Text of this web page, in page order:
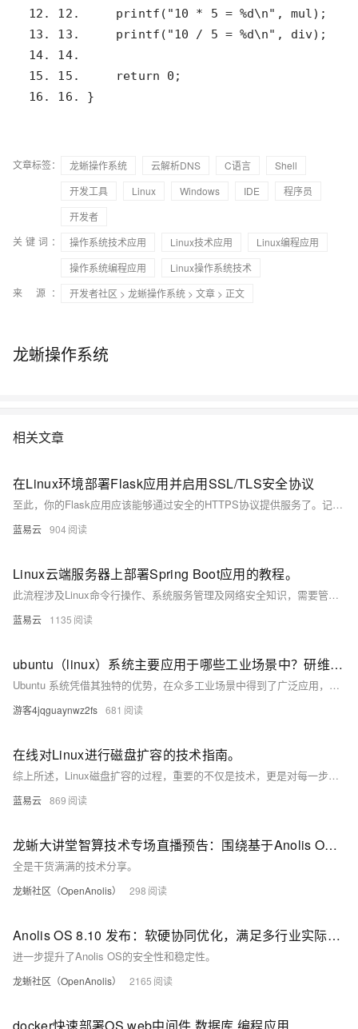
16. 16. }
文章标签： 龙蜥操作系统 云解析DNS C语言
Shell
开发工具
Linux Windows IDE
程序员
开发者
关键词：
操作系统技术应用 Linux技术应用
Linux编程应用
操作系统编程应用
Linux操作系统技术
来 源：
开发者社区 > 龙蜥操作系统 > 文章 > 正文
龙蜥操作系统
相关文章
在Linux环境部署Flask应用并启用SSL/TLS安全协议
至此，你的Flask应用应该能够通过安全的HTTPS协议提供服务了。记得定期更新SSL证书，Certbot可以帮你自动更新证书。可以设定cronjob以实现这一点。
蓝易云 904
Linux云端服务器上部署Spring Boot应用的教程。
此流程涉及Linux命令行操作、系统服务管理及网络安全知识，需要管理员权限以进行配置和服务管理。务必在一个测试环境中验证所有步骤，确保一切配置正确无误后，再将应用部署到生产环境中。也可以使用如Ansible、Chef等配置管理工具来自动化部署过程，提升效率和可靠性。
蓝易云 1135
ubuntu（linux）系统主要应用于哪些工业场景中？研维三防ubuntu系统的手持工业三防平板电脑在哪些行业中有实际应用
Ubuntu 系统凭借其独特的优势，在众多工业场景中得到了广泛应用，为工业数字化、智能化发展提供了有力支持。而研维三防基于 Ubuntu 定制系统的手持工业三防平板电脑，更是将 Ubuntu 系统的优势与工业级的性能、坚固耐用性完美结合，在电力、物流、制造等多个行业中展现出强大的应用价值，助力企业提高生产效率、优化管理流程、提升产品质量，成为推动工业现代化发展的重要力量。随着技术的不断进步与创新，相信 Ubuntu 系统以及研维三防这类工业级设备将在更多的工业领域中发挥更大的作用，为工业发展带来更多的机遇与变革。
游客4jqguaynwz2fs 681
在线对Linux进行磁盘扩容的技术指南。
综上所述，Linux磁盘扩容的过程，重要的不仅是技术，更是对每一步骤的深刻理解和投入的爱心。只要手握正确的工具，我们不仅能满足"孩子"的成长需求，还能享受其中的乐趣和成就。
蓝易云 869
龙蜥大讲堂智算技术专场直播预告：围绕基于Anolis OS DCU部署、异构计算等主题分享
全是干货满满的技术分享。
龙蜥社区（OpenAnolis） 298
Anolis OS 8.10 发布：软硬协同优化，满足多行业实际应用需求
进一步提升了Anolis OS的安全性和稳定性。
龙蜥社区（OpenAnolis） 2165
docker快速部署OS web中间件 数据库 编程应用